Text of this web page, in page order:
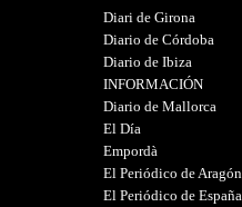
Diari de Girona
Diario de Córdoba
Diario de Ibiza
INFORMACIÓN
Diario de Mallorca
El Día
Empordà
El Periódico de Aragón
El Periódico de España